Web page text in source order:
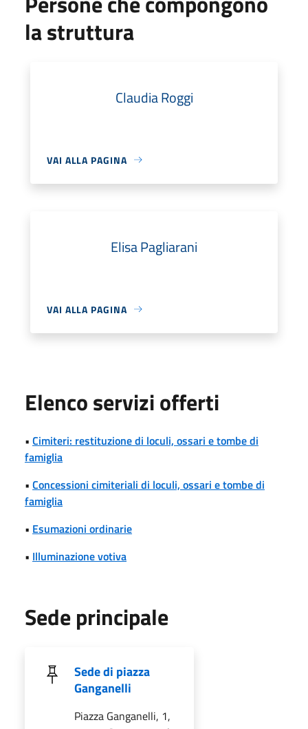
la struttura
Claudia Roggi
VAI ALLA PAGINA
Elisa Pagliarani
VAI ALLA PAGINA
Elenco servizi offerti
• Cimiteri: restituzione di loculi, ossari e tombe di
famiglia
• Concessioni cimiteriali di loculi, ossari e tombe di
famiglia
• Esumazioni ordinarie
• Illuminazione votiva
Sede principale
Sede di piazza
Ganganelli
Piazza Ganganelli, 1,